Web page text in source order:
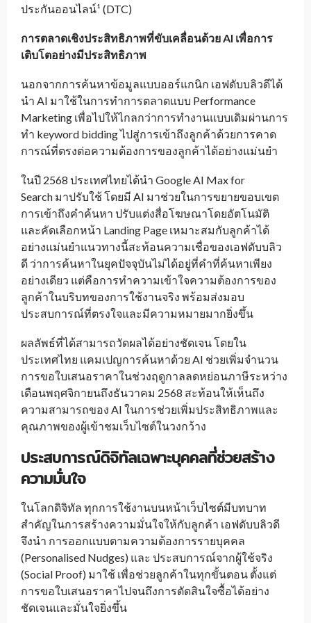
ประกันออนไลน์¹ (DTC)
การตลาดเชิงประสิทธิภาพที่ขับเคลื่อนด้วยAI เพื่อการ
เติบโตอย่างมีประสิทธิภาพ
นอกจากการค้นหาข้อมูลแบบออร์แกนิก เอฟดับบลิวดีได้
นำ AI มาใช้ในการทำการตลาดแบบ Performance
Marketing เพื่อไปให้ไกลกว่าการทำงานแบบเดิมผ่านการ
ทำ keyword bidding ไปสู่การเข้าถึงลูกค้าด้วยการคาด
การณ์ที่ตรงต่อความต้องการของลูกค้าได้อย่างแม่นยำ
ในปี 2568 ประเทศไทยได้นำ Google AI Max for
Search มาปรับใช้ โดยมี AI มาช่วยในการขยายขอบเขต
การเข้าถึงคำค้นหา ปรับแต่งสื่อโฆษณาโดยอัตโนมัติ
และคัดเลือกหน้า Landing Page เหมาะสมกับลูกค้าได้
อย่างแม่นยำแนวทางนี้สะท้อนความเชื่อของเอฟดับบลิว
ดี ว่าการค้นหาในยุคปัจจุบันไม่ได้อยู่ที่คำที่ค้นหาเพียง
อย่างเดียว แต่คือการทำความเข้าใจความต้องการของ
ลูกค้าในบริบทของการใช้งานจริง พร้อมส่งมอบ
ประสบการณ์ที่ตรงใจและมีความหมายมากยิ่งขึ้น
ผลลัพธ์ที่ได้สามารถวัดผลได้อย่างชัดเจน โดยใน
ประเทศไทย แคมเปญการค้นหาด้วย AI ช่วยเพิ่มจำนวน
การขอใบเสนอราคาในช่วงฤดูกาลลดหย่อนภาษีระหว่าง
เดือนพฤศจิกายนถึงธันวาคม 2568 สะท้อนให้เห็นถึง
ความสามารถของ AI ในการช่วยเพิ่มประสิทธิภาพและ
คุณภาพของผู้เข้าชมเว็บไซต์ในวงกว้าง
ประสบการณ์ดิจิทัลเฉพาะบุคคลที่ช่วยสร้าง
ความมั่นใจ
ในโลกดิจิทัล ทุกการใช้งานบนหน้าเว็บไซต์มีบทบาท
สำคัญในการสร้างความมั่นใจให้กับลูกค้า เอฟดับบลิวดี
จึงนำ การออกแบบตามความต้องการรายบุคคล
(Personalised Nudges) และ ประสบการณ์จากผู้ใช้จริง
(Social Proof) มาใช้ เพื่อช่วยลูกค้าในทุกขั้นตอน ตั้งแต่
การขอใบเสนอราคาไปจนถึงการตัดสินใจซื้อได้อย่าง
ชัดเจนและมั่นใจยิ่งขึ้น